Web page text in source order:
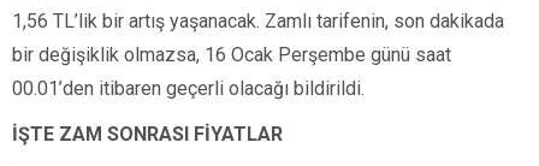
1,56 TL’lik bir artış yaşanacak. Zamlı tarifenin, son dakikada
bir değişiklik olmazsa, 16 Ocak Perşembe günü saat
00.01’den itibaren geçerli olacağı bildirildi.
İŞTE ZAM SONRASI FİYATLAR